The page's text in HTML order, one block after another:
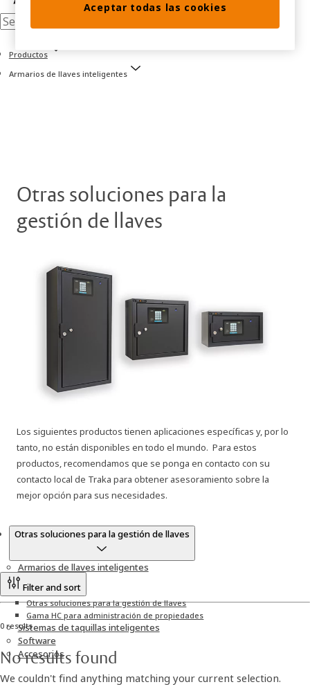
Productos
Armarios de llaves inteligentes
Otras soluciones para la
gestión de llaves
Los siguientes productos tienen aplicaciones específicas y, por lo
tanto, no están disponibles en todo el mundo. Para estos
productos, recomendamos que se ponga en contacto con su
contacto local de Traka para obtener asesoramiento sobre la
mejor opción para sus necesidades.
Otras soluciones para la gestión de llaves
Armarios de llaves inteligentes
Otras soluciones para la gestión de llaves
Gama HC para administración de propiedades
Sistemas de taquillas inteligentes
Software
Accesorios
Filter and sort
0 results
No results found
We couldn't find anything matching your current selection.
Aceptar todas las cookies